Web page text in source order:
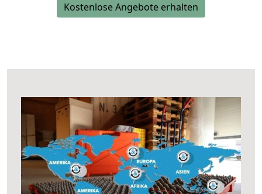
Kostenlose Angebote erhalten